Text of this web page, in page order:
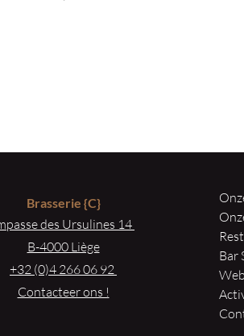
Brasserie{C}
des Ursulines 14
B-4000 Liège
+32 (0)4 266 06 92
Contacteer ons !
Bar